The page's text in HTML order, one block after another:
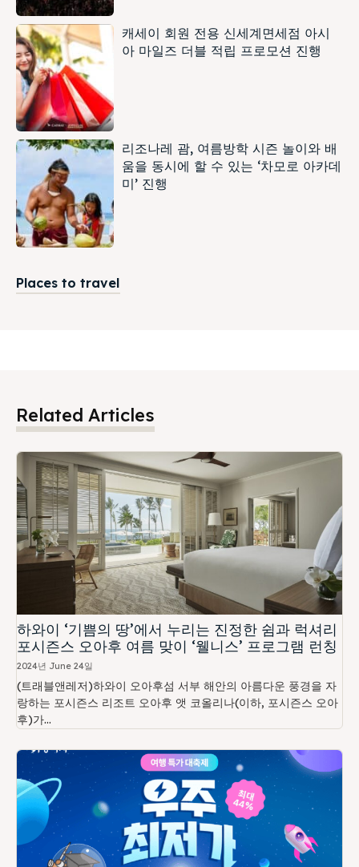
캐세이 회원 전용 신세계면세점 아시
아 마일즈 더블 적립 프로모션 진행
리조나레 괌, 여름방학 시즌 놀이와 배
움을 동시에 할 수 있는 ‘차모로 아카데
미’ 진행
Places to travel
Related Articles
하와이 ‘기쁨의 땅’에서 누리는 진정한 쉼과 럭셔리
포시즌스 오아후 여름 맞이 ‘웰니스’ 프로그램 런칭
2024년 June 24일
(트래블앤레저)하와이 오아후섬 서부 해안의 아름다운 풍경을 자
랑하는 포시즌스 리조트 오아후 앳 코올리나(이하, 포시즌스 오아
후)가...